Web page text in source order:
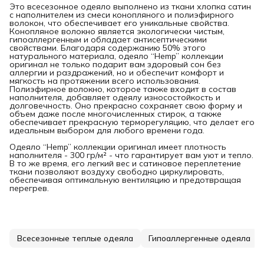
Это всесезонное одеяло выполнено из ткани хлопка сатин
с наполнителем из смеси конопляного и полиэфирного
волокон, что обеспечивает его уникальные свойства.
Конопляное волокно является экологически чистым,
гипоаллергенным и обладает антисептическими
свойствами. Благодаря содержанию 50% этого
натурального материала, одеяло “Hemp” коллекции
оригинал не только подарит вам здоровый сон без
аллергии и раздражений, но и обеспечит комфорт и
мягкость на протяжении всего использования.
Полиэфирное волокно, которое также входит в состав
наполнителя, добавляет одеялу износостойкость и
долговечность. Оно прекрасно сохраняет свою форму и
объем даже после многочисленных стирок, а также
обеспечивает прекрасную терморегуляцию, что делает его
идеальным выбором для любого времени года.
Одеяло “Hemp” коллекции оригинал имеет плотность
наполнителя - 300 гр/м² - что гарантирует вам уют и тепло.
В то же время, его легкий вес и сатиновое переплетение
ткани позволяют воздуху свободно циркулировать,
обеспечивая оптимальную вентиляцию и предотвращая
перегрев.
Всесезонные теплые одеяла Гипоаллергенные одеяла